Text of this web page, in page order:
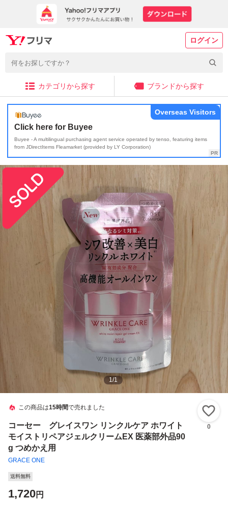
ログイン
カテゴリから探す ブランドから探す
Click here for Buyee
Buyee - A multilingual purchasing agent service operated by tenso, featuring items
from JDirectItems Fleamarket (provided by LY Corporation)
Overseas Visitors
1/1
この商品は15時間で売れました
コーセー グレイスワン リンクルケア ホワイト
モイストリペアジェルクリームEX 医薬部外品90
g つめかえ用
GRACE ONE
0
送料無料
1,720円